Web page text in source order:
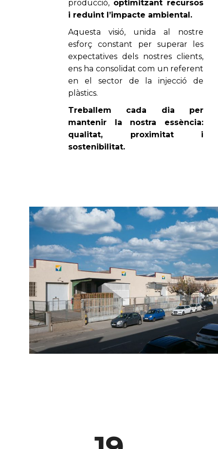
producció, optimitzant recursos
i reduint l’impacte ambiental.
Aquesta visió, unida al nostre
esforç constant per superar les
expectatives dels nostres clients,
ens ha consolidat com un referent
en el sector de la injecció de
plàstics.
Treballem cada dia per
mantenir la nostra essència:
qualitat, proximitat i
sostenibilitat.